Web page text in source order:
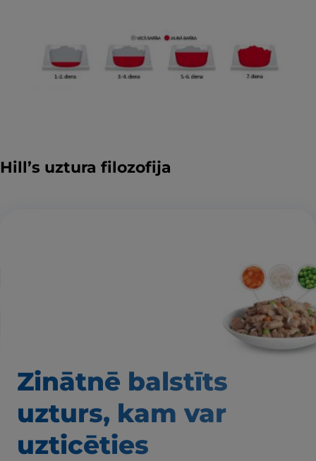
Hill’s uztura filozofija
Zinātnē balstīts
uzturs, kam var
uzticēties